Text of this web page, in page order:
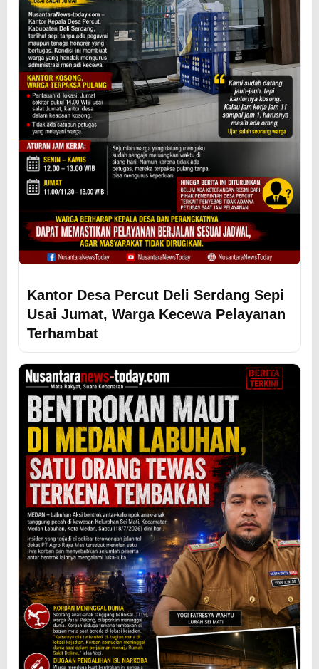
Kantor Desa Percut Deli Serdang Sepi
Usai Jumat, Warga Kecewa Pelayanan
Terhambat